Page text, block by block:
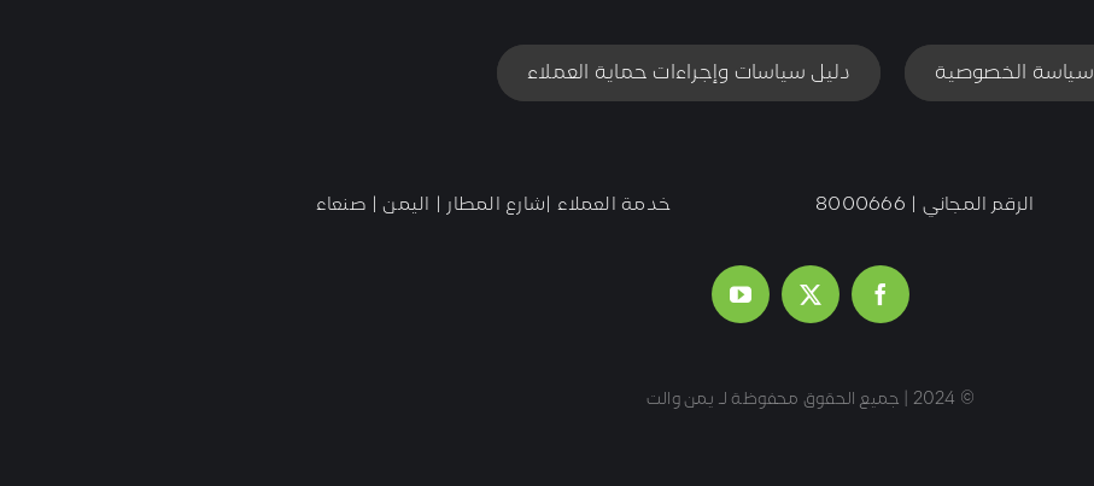
سياسة الخصوصية دليل سياسات وإجراءات حماية العملاء
الرقم المجاني | 8000666 خدمة العملاء |شارع المطار | اليمن | صنعاء
© 2024 | جميع الحقوق محفوظة لـ يمن والت